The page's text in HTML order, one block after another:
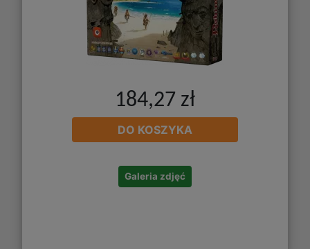
184,27 zł
DO KOSZYKA
Galeria zdjęć